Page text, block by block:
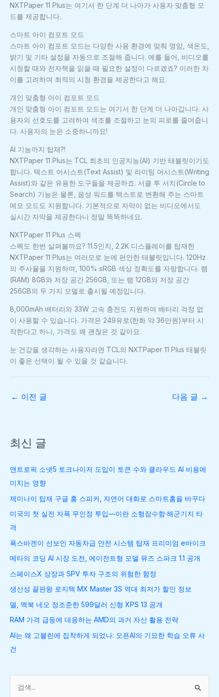
NXTPaper 11 Plus는 여기서 한 단계 더 나아가 사용자 맞춤형 모
드를 제공합니다.
스마트 아이 컴포트 모드
스마트 아이 컴포트 모드는 다양한 사용 환경에 맞춰 명암, 색온도,
밝기 및 기타 설정을 자동으로 조절해 줍니다. 예를 들어, 비디오를
시청할 때와 전자책을 읽을 때 필요한 설정이 다르겠죠? 이러한 차
이를 고려하여 최적의 시청 환경을 제공한다고 해요.
개인 맞춤형 아이 컴포트 모드
개인 맞춤형 아이 컴포트 모드는 여기서 한 단계 더 나아갑니다. 사
용자의 선호도를 고려하여 색조를 조절하고 눈의 피로를 줄여줍니
다. 사용자의 눈은 소중하니까요!
AI 기능까지 탑재?!
NXTPaper 11 Plus는 TCL 최초의 인공지능(AI) 기반 태블릿이기도
합니다. 텍스트 어시스트(Text Assist) 및 라이팅 어시스트(Writing
Assist)와 같은 유용한 도구들을 제공하죠. 서클 투 서치(Circle to
Search) 기능은 물론, 음성 워드를 텍스트로 변환해 주는 스마트
메모 모드도 지원합니다. 기본적으로 자막이 없는 비디오에서도
실시간 자막을 제공한다니 정말 똑똑하네요.
NXTPaper 11 Plus 스펙
스펙도 한번 살펴볼까요? 11.5인치, 2.2K 디스플레이를 탑재한
NXTPaper 11 Plus는 여러모로 눈에 편안한 태블릿입니다. 120Hz
의 주사율을 지원하며, 100% sRGB 색상 정확도를 자랑합니다. 램
(RAM) 8GB와 저장 공간 256GB, 또는 램 12GB와 저장 공간
256GB의 두 가지 모델로 출시될 예정입니다.
8,000mAh 배터리와 33W 고속 충전도 지원하여 배터리 걱정 없
이 사용할 수 있습니다. 가격은 249유로(한화 약 36만원)부터 시
작한다고 하니, 가격도 꽤 괜찮은 것 같아요.
눈 건강을 생각하는 사용자라면 TCL의 NXTPaper 11 Plus 태블릿
이 좋은 선택이 될 수 있을 것 같습니다.
← 이전 글 다음 글 →
최신 글
앤트로픽 소넷5 토크나이저 도입이 토큰 수와 클라우드 AI 비용에
미치는 영향
제미나이 탑재 구글 홈 스피커, 자연어 대화로 스마트홈을 바꾸다
미국의 첫 실전 자폭 무인정 투입—이란 소형잠수함·해군기지 타
격
폭스바겐이 선보인 자동차급 안전 시스템 탑재 프리미엄 e바이크
메타의 코딩 AI 시장 도전, 에이전트형 모델 뮤즈 스파크 1.1 공개
스페이스X 상장과 SPV 투자 구조의 위험한 함정
생산성 끝판왕 로지텍 MX Master 3S 역대 최저가 할인 정보
델, 맥북 네오 정조준한 599달러 신형 XPS 13 공개
RAM 가격 급등에 대응하는 AMD의 과거 자산 활용 전략
AI는 왜 고블린에 집착하게 되었나: 오픈AI의 기묘한 학습 오류 사
건